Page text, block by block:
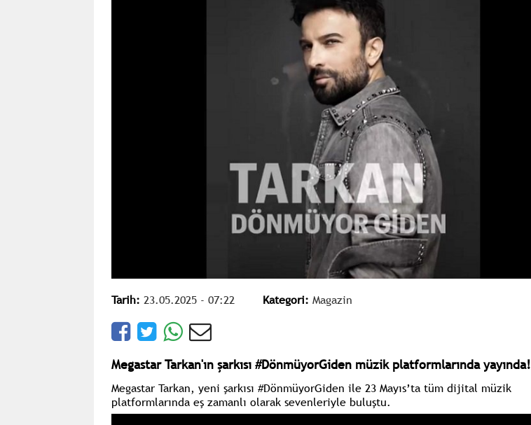
Tarih: 23.05.2025 - 07:22 Kategori: Magazin
Megastar Tarkan'ın şarkısı #DönmüyorGiden müzik platformlarında yayında!
Megastar Tarkan, yeni şarkısı #DönmüyorGiden ile 23 Mayıs’ta tüm dijital müzik
platformlarında eş zamanlı olarak sevenleriyle buluştu.